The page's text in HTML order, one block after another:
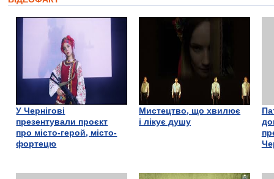
У Чернігові
презентували проєкт
про місто-герой, місто-
фортецю
Мистецтво, що хвилює
і лікує душу